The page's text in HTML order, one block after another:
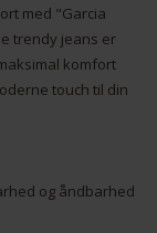
med "Garcia
trendy jeans er
komfort
touch til din
og åndbarhed